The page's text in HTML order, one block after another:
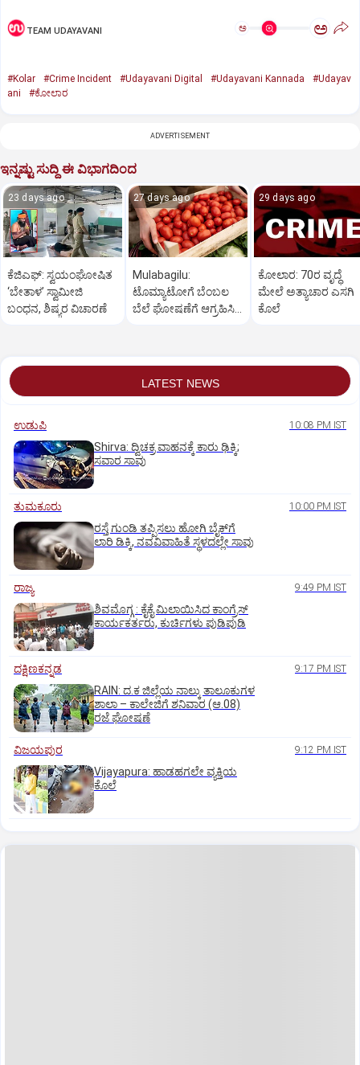
TEAM UDAYAVANI ಅ ಅ
#Kolar #Crime Incident #Udayavani Digital #Udayavani Kannada
#Udayav
ani
#ಕೋಲಾರ
ADVERTISEMENT
ಇನ್ನಷ್ಟು ಸುದ್ದಿ ಈ ವಿಭಾಗದಿಂದ
23 days ago
ಕೆಜಿಎಫ್‌: ಸ್ವಯಂಘೋಷಿತ
‘ಬೇತಾಳ’ ಸ್ವಾಮೀಜಿ
ಬಂಧನ, ಶಿಷ್ಯರ ವಿಚಾರಣೆ
27 days ago
Mulabagilu:
ಟೊಮ್ಯಾಟೋಗೆ ಬೆಂಬಲ
ಬೆಲೆ ಘೋಷಣೆಗೆ ಆಗ್ರಹಿಸಿ
29 days ago
ಕೋಲಾರ: 70ರ ವೃದ್ಧೆ
ಮೇಲೆ ಅತ್ಯಾಚಾರ ಎಸಗಿ
ಕೊಲೆ
LATEST NEWS
ಉಡುಪಿ 10:08 PM IST
Shirva: ದ್ವಿಚಕ್ರ ವಾಹನಕ್ಕೆ ಕಾರು ಢಿಕ್ಕಿ;
ಸವಾರ ಸಾವು
ತುಮಕೂರು 10:00 PM IST
ರಸ್ತೆ ಗುಂಡಿ ತಪ್ಪಿಸಲು ಹೋಗಿ ಬೈಕ್‌ಗೆ
ಲಾರಿ ಡಿಕ್ಕಿ, ನವವಿವಾಹಿತೆ ಸ್ಥಳದಲ್ಲೇ ಸಾವು
ರಾಜ್ಯ 9:49 PM IST
ಶಿವಮೊಗ್ಗ : ಕೈಕೈ ಮಿಲಾಯಿಸಿದ ಕಾಂಗ್ರೆಸ್
ಕಾರ್ಯಕರ್ತರು, ಕುರ್ಚಿಗಳು ಪುಡಿಪುಡಿ
ದಕ್ಷಿಣಕನ್ನಡ 9:17 PM IST
RAIN: ದ.ಕ ಜಿಲ್ಲೆಯ ನಾಲ್ಕು ತಾಲೂಕುಗಳ
ಶಾಲಾ – ಕಾಲೇಜಿಗೆ ಶನಿವಾರ (ಆ.08)
ರಜೆ ಘೋಷಣೆ
ವಿಜಯಪುರ 9:12 PM IST
Vijayapura: ಹಾಡಹಗಲೇ ವ್ಯಕ್ತಿಯ
ಕೊಲೆ